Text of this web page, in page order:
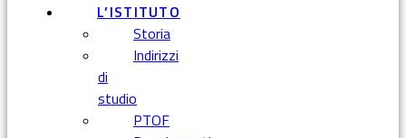
L’ISTITUTO
Storia
Indirizzi
di
studio
PTOF